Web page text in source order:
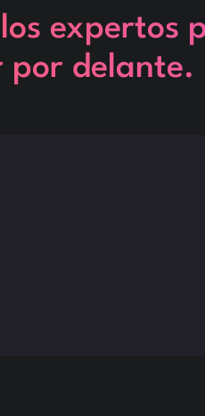
expertos
por delante.